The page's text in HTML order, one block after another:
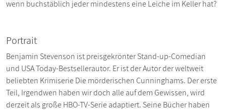
wenn buchstäblich jeder mindestens eine Leiche im Keller hat?
Portrait
Benjamin Stevenson ist preisgekrönter Stand-up-Comedian
und USA Today-Bestsellerautor. Er ist der Autor der weltweit
beliebten Krimiserie Die mörderischen Cunninghams. Der erste
Teil, Irgendwen haben wir doch alle auf dem Gewissen, wird
derzeit als große HBO-TV-Serie adaptiert. Seine Bücher haben